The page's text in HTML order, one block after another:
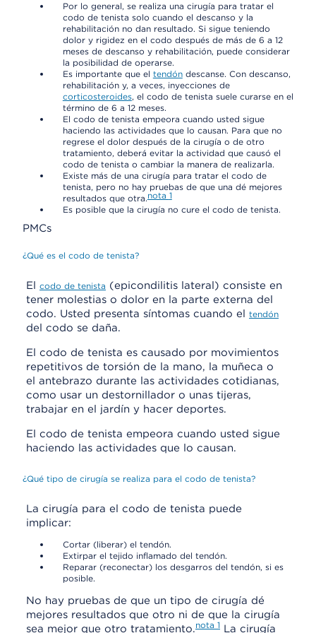
Por lo general, se realiza una cirugía para tratar el
codo de tenista solo cuando el descanso y la
rehabilitación no dan resultado. Si sigue teniendo
dolor y rigidez en el codo después de más de 6 a 12
meses de descanso y rehabilitación, puede considerar
la posibilidad de operarse.
Es importante que el tendóndescanse. Con descanso,
rehabilitación y, a veces, inyecciones de
corticosteroides, el codo de tenista suele curarse en el
término de 6 a 12 meses.
El codo de tenista empeora cuando usted sigue
haciendo las actividades que lo causan. Para que no
regrese el dolor después de la cirugía o de otro
tratamiento, deberá evitar la actividad que causó el
codo de tenista o cambiar la manera de realizarla.
Existe más de una cirugía para tratar el codo de
tenista, pero no hay pruebas de que una dé mejores
resultados que otra.nota 1
Es posible que la cirugía no cure el codo de tenista.
PMCs
¿Qué es el codo de tenista?
El codo de tenista (epicondilitis lateral) consiste en
tener molestias o dolor en la parte externa del
codo. Usted presenta síntomas cuando el tendón
del codo se daña.
El codo de tenista es causado por movimientos
repetitivos de torsión de la mano, la muñeca o
el antebrazo durante las actividades cotidianas,
como usar un destornillador o unas tijeras,
trabajar en el jardín y hacer deportes.
El codo de tenista empeora cuando usted sigue
haciendo las actividades que lo causan.
¿Qué tipo de cirugía se realiza para el codo de tenista?
La cirugía para el codo de tenista puede
implicar:
Cortar (liberar) el tendón.
Extirpar el tejido inflamado del tendón.
Reparar (reconectar) los desgarros del tendón, si es
posible.
No hay pruebas de que un tipo de cirugía dé
mejores resultados que otro ni de que la cirugía
sea mejor que otro tratamiento.nota 1 La cirugía